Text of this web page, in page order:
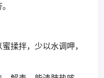
揉拌，少以水调呷，